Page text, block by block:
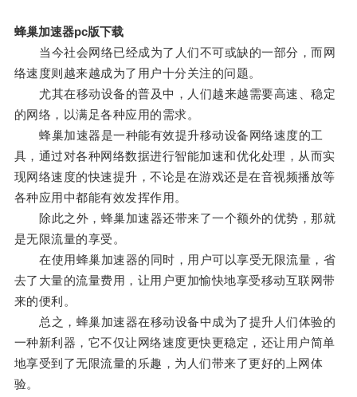
蜂巢加速器pc版下载
当今社会网络已经成为了人们不可或缺的一部分，而网
络速度则越来越成为了用户十分关注的问题。
尤其在移动设备的普及中，人们越来越需要高速、稳定
的网络，以满足各种应用的需求。
蜂巢加速器是一种能有效提升移动设备网络速度的工
具，通过对各种网络数据进行智能加速和优化处理，从而实
现网络速度的快速提升，不论是在游戏还是在音视频播放等
各种应用中都能有效发挥作用。
除此之外，蜂巢加速器还带来了一个额外的优势，那就
是无限流量的享受。
在使用蜂巢加速器的同时，用户可以享受无限流量，省
去了大量的流量费用，让用户更加愉快地享受移动互联网带
来的便利。
总之，蜂巢加速器在移动设备中成为了提升人们体验的
一种新利器，它不仅让网络速度更快更稳定，还让用户简单
地享受到了无限流量的乐趣，为人们带来了更好的上网体
验。